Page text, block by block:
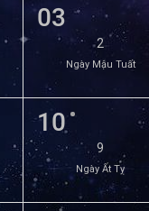
03
2
Ngày Mậu Tuất
10
9
Ngày Ất Tỵ